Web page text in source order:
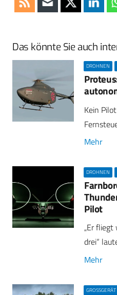
Das könnte Sie auch
DROHNEN
Kein
Mehr
DROHNEN
Pilot
„Er
drei“
Mehr
GROSSGERÄT